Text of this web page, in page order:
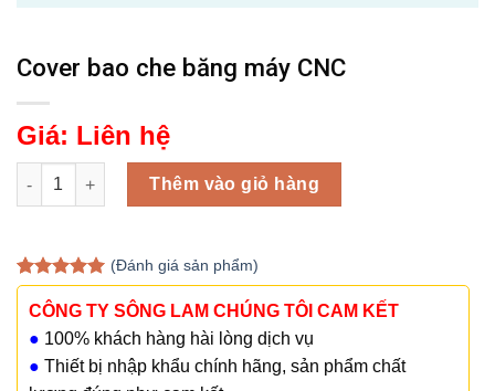
Cover bao che băng máy CNC
Giá: Liên hệ
Cover bao che băng máy CNC số lượng
Thêm vào giỏ hàng
5.00trên 5
dựa trên
1
(Đánh giá sản phẩm)
CÔNG TY SÔNG LAM CHÚNG TÔI CAM KẾT
● 100% khách hàng hài lòng dịch vụ
● Thiết bị nhập khẩu chính hãng, sản phẩm chất